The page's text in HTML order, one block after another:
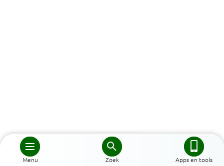
Menu Zoek Apps en tools